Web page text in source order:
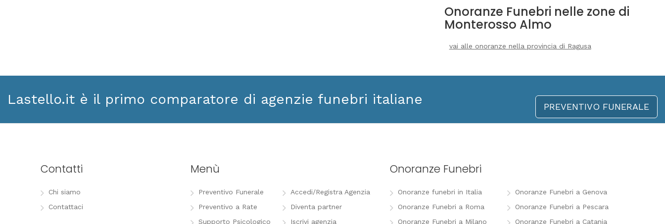
Onoranze Funebri nelle zone di
Monterosso Almo
vai alle onoranze nella provincia di Ragusa
Lastello.it è il primo comparatore di agenzie funebri italiane PREVENTIVO FUNERALE
Contatti
Chi siamo
Contattaci
Menù
Preventivo Funerale
Preventivo a Rate
Supporto Psicologico
Accedi/Registra Agenzia
Diventa partner
Iscrivi agenzia
Onoranze Funebri
Onoranze funebri in Italia
Onoranze Funebri a Roma
Onoranze Funebri a Milano
Onoranze Funebri a Genova
Onoranze Funebri a Pescara
Onoranze Funebri a Catania